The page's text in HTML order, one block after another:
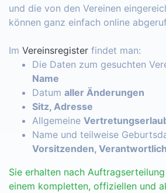
und die von den Vereinen
können ganz einfach online
Im Vereinsregister findet man:
Die Daten zum gesuchten
Name
Datum aller Änderungen
Sitz, Adresse
Allgemeine
Name und teilweise
Vorsitzenden,
Sie erhalten nach
einem kompletten, offiziellen und